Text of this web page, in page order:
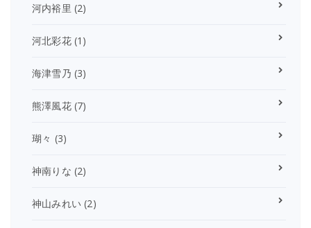
河内裕里 (2)
河北彩花(1)
海津雪乃 (3)
熊澤風花(7)
瑚々 (3)
神南りな (2)
神山みれい (2)